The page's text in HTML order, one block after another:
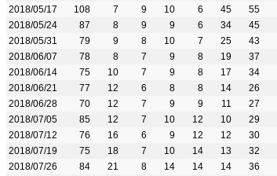
2018/05/17
108 7 9 10 6 45 55
2018/05/24
87 8 9 9 6 34 45
2018/05/31
79 9 8 10 7 25 43
2018/06/07
78 8 7 9 8 19 37
2018/06/14
75 10 7 9 8 17 34
2018/06/21
77 12 6 8 8 14 26
2018/06/28
70 12 7 9 9 11 27
2018/07/05
85 12 7 10 12 10 29
2018/07/12
76 16 6 9 12 12 30
2018/07/19
75 18 7 10 14 13 32
2018/07/26
84 21 8 14 14 14 36